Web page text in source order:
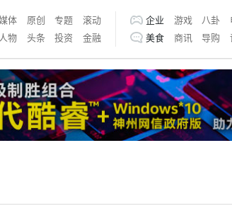
体 原创 专题
滚动
人物 头条 投资 金融
企业 游戏 八卦
美食
商讯 导购